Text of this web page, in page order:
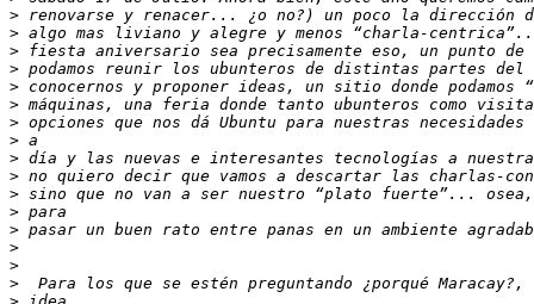
>
>
>
>
>
>
>
>
>
>
>
>
>
>
>
>